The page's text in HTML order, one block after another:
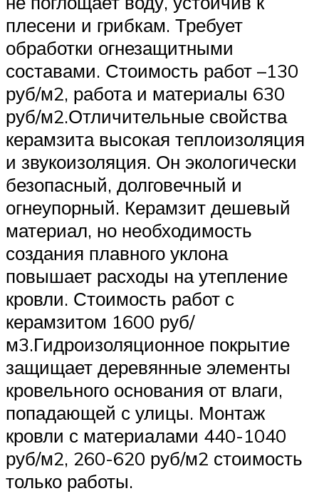
плесени и грибкам. Требует
обработки огнезащитными
составами. Стоимость работ –130
руб/м2, работа и материалы 630
руб/м2.Отличительные свойства
керамзита высокая теплоизоляция
и звукоизоляция. Он экологически
безопасный, долговечный и
огнеупорный. Керамзит дешевый
материал, но необходимость
создания плавного уклона
повышает расходы на утепление
кровли. Стоимость работ с
керамзитом 1600 руб/
м3.Гидроизоляционное покрытие
защищает деревянные элементы
кровельного основания от влаги,
попадающей с улицы. Монтаж
кровли с материалами 440-1040
руб/м2, 260-620 руб/м2 стоимость
только работы.